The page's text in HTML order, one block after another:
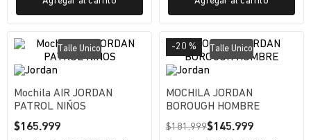
Talle Unico
Mochila AIR JORDAN
PATROL NIÑOS
$165.999
-20 % Talle Unico
MOCHILA JORDAN
BOROUGH HOMBRE
$181.999$145.999